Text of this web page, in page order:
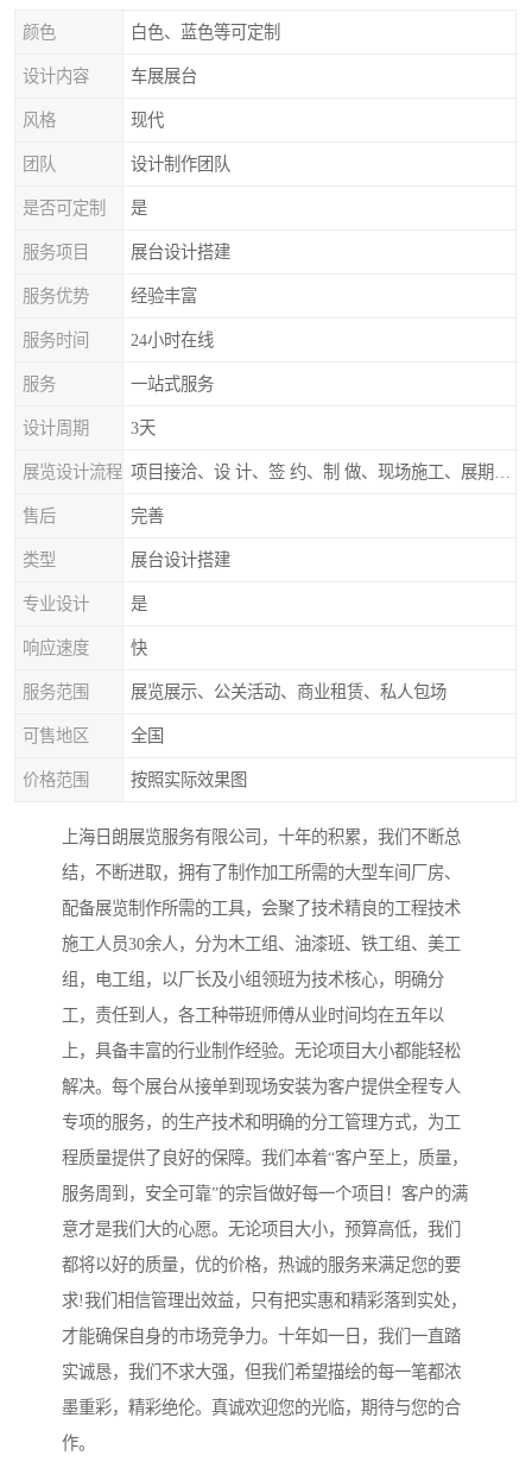
颜色 白色、蓝色等可定制
设计内容 车展展台
风格 现代
团队 设计制作团队
是否可定制 是
服务项目 展台设计搭建
服务优势 经验丰富
服务时间 24小时在线
服务 一站式服务
设计周期 3天
展览设计流程
售后 完善
类型 展台设计搭建
专业设计 是
响应速度 快
服务范围 展览展示、公关活动、商业租赁、私人包场
可售地区 全国
价格范围 按照实际效果图
上海日朗展览服务有限公司，十年的积累，我们不断总
结，不断进取，拥有了制作加工所需的大型车间厂房、
配备展览制作所需的工具，会聚了技术精良的工程技术
施工人员30余人，分为木工组、油漆班、铁工组、美工
组，电工组，以厂长及小组领班为技术核心，明确分
工，责任到人，各工种带班师傅从业时间均在五年以
上，具备丰富的行业制作经验。无论项目大小都能轻松
解决。每个展台从接单到现场安装为客户提供全程专人
专项的服务，的生产技术和明确的分工管理方式，为工
程质量提供了良好的保障。我们本着“客户至上，质量，
服务周到，安全可靠”的宗旨做好每一个项目！客户的满
意才是我们大的心愿。无论项目大小，预算高低，我们
都将以好的质量，优的价格，热诚的服务来满足您的要
求!我们相信管理出效益，只有把实惠和精彩落到实处，
才能确保自身的市场竞争力。十年如一日，我们一直踏
实诚恳，我们不求大强，但我们希望描绘的每一笔都浓
墨重彩，精彩绝伦。真诚欢迎您的光临，期待与您的合
作。